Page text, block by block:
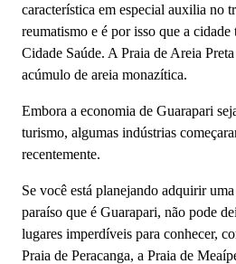
característica em especial auxilia no
reumatismo e é por isso que a
Cidade Saúde. A Praia de Areia
acúmulo de areia monazítica.
Embora a economia de Guarapari
turismo, algumas indústrias
recentemente.
Se você está planejando adquirir
paraíso que é Guarapari, não pode
lugares imperdíveis para conhecer,
Praia de Peracanga, a Praia de